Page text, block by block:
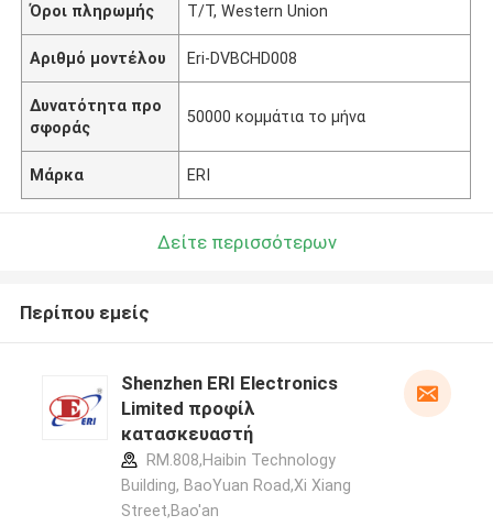
Όροι πληρωμής T/T, Western Union
Αριθμό μοντέλου Eri-DVBCHD008
Δυνατότητα προ
σφοράς
50000 κομμάτια το μήνα
Μάρκα ERI
Δείτε περισσότερων
Περίπου εμείς
Shenzhen ERI Electronics
Limited προφίλ
κατασκευαστή
RM.808,Haibin Technology
Building, BaoYuan Road,Xi Xiang
Street,Bao'an